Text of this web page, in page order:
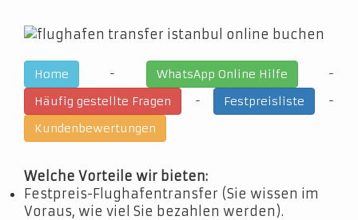
Home - WhatsApp Online Hilfe
-
Häufig gestellte Fragen
- Festpreisliste
-
Kundenbewertungen
Welche Vorteile wir bieten:
Festpreis-Flughafentransfer (Sie wissen im
Voraus, wie viel Sie bezahlen werden).